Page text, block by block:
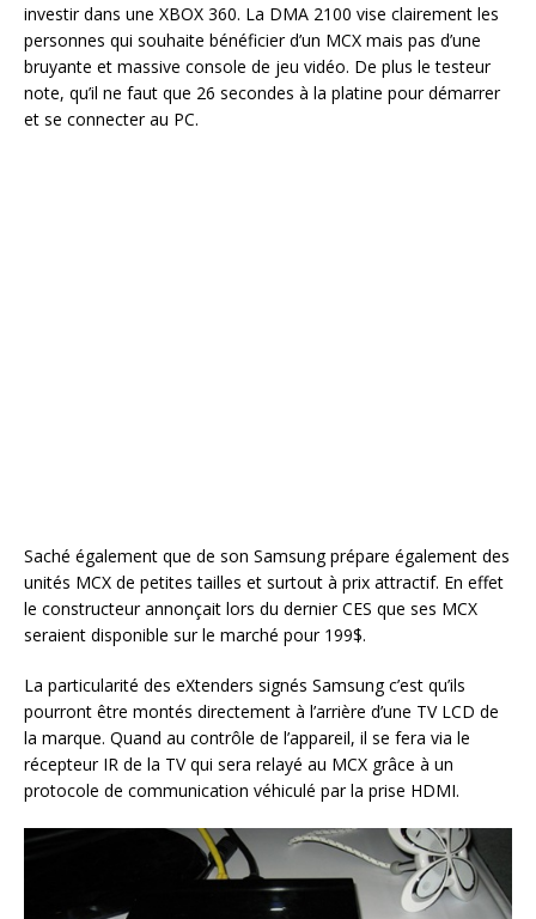
investir dans une XBOX 360. La DMA 2100 vise clairement les
personnes qui souhaite bénéficier d’un MCX mais pas d’une
bruyante et massive console de jeu vidéo. De plus le testeur
note, qu’il ne faut que 26 secondes à la platine pour démarrer
et se connecter au PC.
Saché également que de son Samsung prépare également des
unités MCX de petites tailles et surtout à prix attractif. En effet
le constructeur annonçait lors du dernier CES que ses MCX
seraient disponible sur le marché pour 199$.
La particularité des eXtenders signés Samsung c’est qu’ils
pourront être montés directement à l’arrière d’une TV LCD de
la marque. Quand au contrôle de l’appareil, il se fera via le
récepteur IR de la TV qui sera relayé au MCX grâce à un
protocole de communication véhiculé par la prise HDMI.